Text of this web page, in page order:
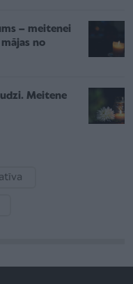
– meitenei
no
Meitene